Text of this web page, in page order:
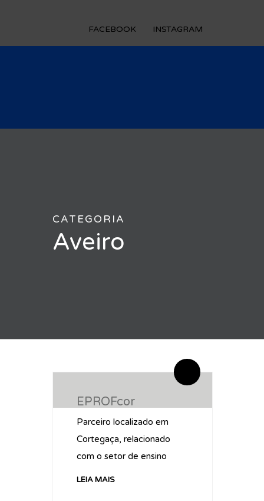
FACEBOOK INSTAGRAM
CATEGORIA
Aveiro
EPROFcor
Parceiro localizado em
Cortegaça, relacionado
com o setor de ensino
LEIA MAIS